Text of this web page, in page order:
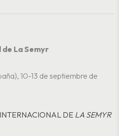
La Semyr
10-13 de septiembre de
DE LA SEMYR